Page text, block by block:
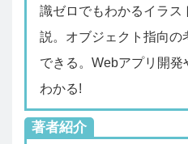
識ゼロでもわかるイラス
説。オブジェクト指向の
できる。Webアプリ開発
わかる!
著者紹介